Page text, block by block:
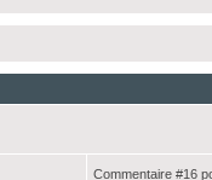
Commentaire #16